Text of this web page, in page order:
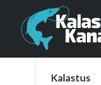
Kalastus
Kalastus